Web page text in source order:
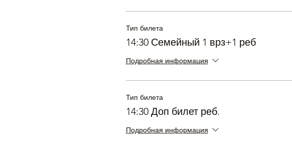
Тип билета
14:30 Семейный 1 врз+1 реб
Подробная информация
Тип билета
14:30 Доп билет реб.
Подробная информация